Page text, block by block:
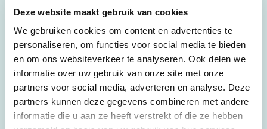
Deze website maakt gebruik van cookies
We gebruiken cookies om content en advertenties te
personaliseren, om functies voor social media te bieden
en om ons websiteverkeer te analyseren. Ook delen we
informatie over uw gebruik van onze site met onze
partners voor social media, adverteren en analyse. Deze
partners kunnen deze gegevens combineren met andere
informatie die u aan ze heeft verstrekt of die ze hebben
Brands
Telecrane®
Parts Belt & holders
Country of Origin (CO) China
HS code 6307909300